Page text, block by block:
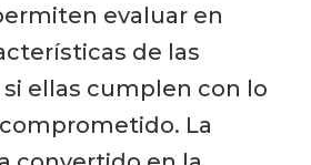
evaluar en
de las
ellas cumplen con lo
La